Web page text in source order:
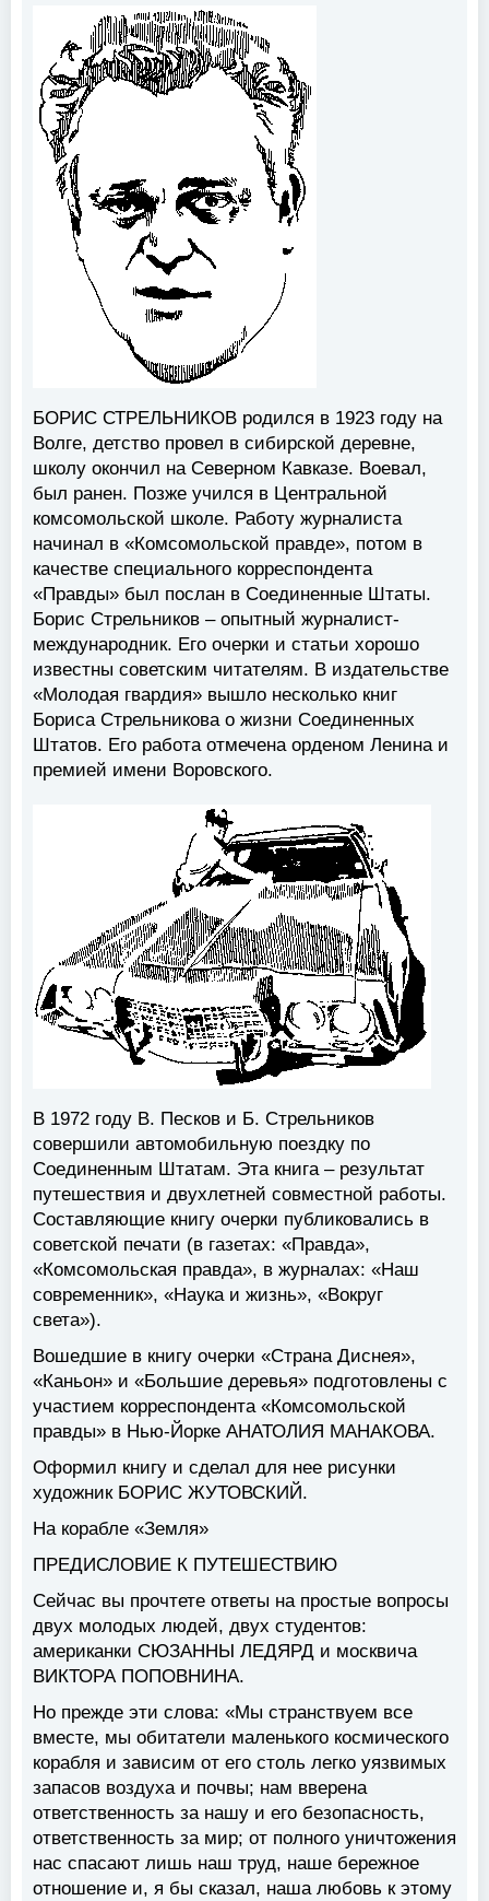
БОРИС СТРЕЛЬНИКОВ родился в 1923 году на
Волге, детство провел в сибирской деревне,
школу окончил на Северном Кавказе. Воевал,
был ранен. Позже учился в Центральной
комсомольской школе. Работу журналиста
начинал в «Комсомольской правде», потом в
качестве специального корреспондента
«Правды» был послан в Соединенные Штаты.
Борис Стрельников – опытный журналист-
международник. Его очерки и статьи хорошо
известны советским читателям. В издательстве
«Молодая гвардия» вышло несколько книг
Бориса Стрельникова о жизни Соединенных
Штатов. Его работа отмечена орденом Ленина и
премией имени Воровского.
В 1972 году В. Песков и Б. Стрельников
совершили автомобильную поездку по
Соединенным Штатам. Эта книга – результат
путешествия и двухлетней совместной работы.
Составляющие книгу очерки публиковались в
советской печати (в газетах: «Правда»,
«Комсомольская правда», в журналах: «Наш
современник», «Наука и жизнь», «Вокруг
света»).
Вошедшие в книгу очерки «Страна Диснея»,
«Каньон» и «Большие деревья» подготовлены с
участием корреспондента «Комсомольской
правды» в Нью-Йорке АНАТОЛИЯ МАНАКОВА.
Оформил книгу и сделал для нее рисунки
художник БОРИС ЖУТОВСКИЙ.
На корабле «Земля»
ПРЕДИСЛОВИЕ К ПУТЕШЕСТВИЮ
Сейчас вы прочтете ответы на простые вопросы
двух молодых людей, двух студентов:
американки СЮЗАННЫ ЛЕДЯРД и москвича
ВИКТОРА ПОПОВНИНА.
Но прежде эти слова: «Мы странствуем все
вместе, мы обитатели маленького космического
корабля и зависим от его столь легко уязвимых
запасов воздуха и почвы; нам вверена
ответственность за нашу и его безопасность,
ответственность за мир; от полного уничтожения
нас спасают лишь наш труд, наше бережное
отношение и, я бы сказал, наша любовь к этому